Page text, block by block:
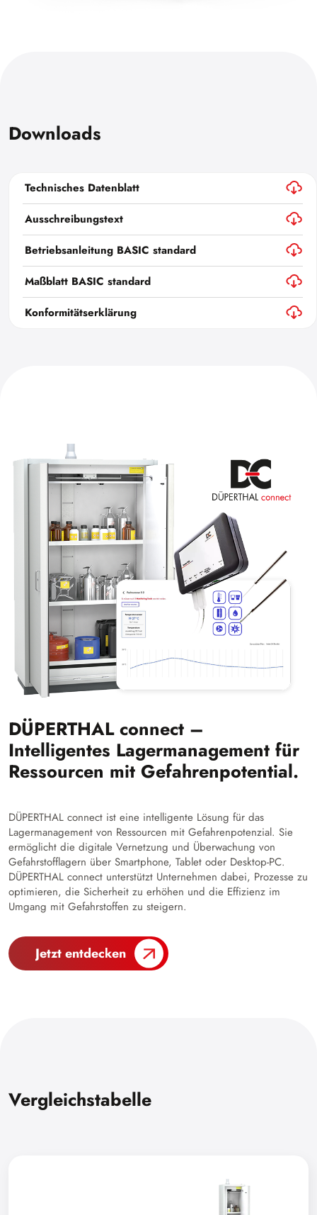
Downloads
Technisches Datenblatt
Ausschreibungstext
Betriebsanleitung BASIC standard
Maßblatt BASIC standard
Konformitätserklärung
DÜPERTHAL connect –
Intelligentes Lagermanagement für
Ressourcen mit Gefahrenpotential.
DÜPERTHAL connect ist eine intelligente Lösung für das
Lagermanagement von Ressourcen mit Gefahrenpotenzial. Sie
ermöglicht die digitale Vernetzung und Überwachung von
Gefahrstofflagern über Smartphone, Tablet oder Desktop-PC.
DÜPERTHAL connect unterstützt Unternehmen dabei, Prozesse zu
optimieren, die Sicherheit zu erhöhen und die Effizienz im
Umgang mit Gefahrstoffen zu steigern.
Jetzt entdecken
Vergleichstabelle